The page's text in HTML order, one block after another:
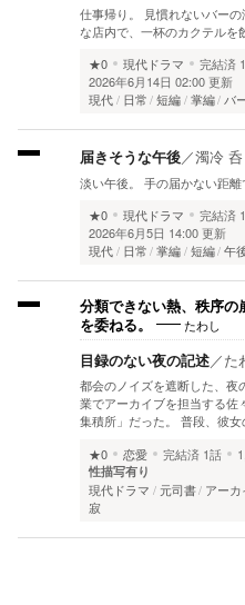
仕事帰り。 見慣れないバー
な店内で、一杯のカクテルを
★0
現代ドラマ 完結済
2026年6月14日 02:00 更新
現代
日常 短編 掌編 バ
届きそうな午後／濁冷 呑
淡い午後。 手の届かない距離
★0
現代ドラマ 完結済
2026年6月5日 14:00 更新
現代
日常 掌編 短編 午
分類できない熱、秩序の
を委ねる。
たわし
目録のない夜の記述／た
都会のノイズを遮断した、夜
業でアーカイブを担当する佐
集積所」だった。 普段、彼
★0
恋愛 完結済 1話
性描写有り
現代ドラマ 元司書 アー
寂